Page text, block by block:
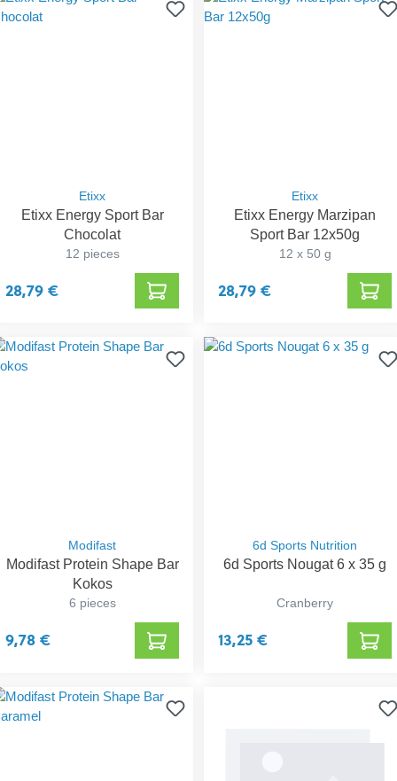
Etixx
Etixx Energy Sport Bar
Chocolat
12 pieces
28,79 €
Etixx
Etixx Energy Marzipan
Sport Bar 12x50g
12 x 50 g
28,79 €
Modifast
Modifast Protein Shape Bar
Kokos
6 pieces
9,78 €
6d Sports Nutrition
6d Sports Nougat 6 x 35 g
Cranberry
13,25 €